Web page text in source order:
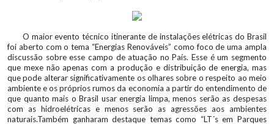
O maior evento técnico itinerante de instalações elétricas do Brasil
foi aberto com o tema “Energias Renováveis” como foco de uma ampla
discussão sobre esse campo de atuação no País. Esse é um segmento
que mexe não apenas com a produção e distribuição de energia, mas
que pode alterar significativamente os olhares sobre o respeito ao meio
ambiente e os próprios rumos da economia a partir do entendimento de
que quanto mais o Brasil usar energia limpa, menos serão as despesas
com as hidroelétricas e menos serão as agressões aos ambientes
naturais.Também ganharam destaque temas como “LT´s em Parques